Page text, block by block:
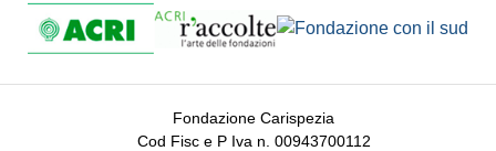
Fondazione Carispezia
Cod Fisc e P Iva n. 00943700112